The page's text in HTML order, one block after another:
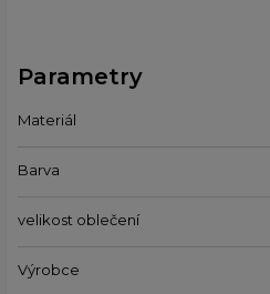
Parametry
Materiál
Barva
velikost oblečení
Výrobce